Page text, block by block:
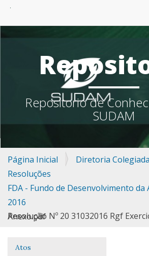
Repositorio de
SUDAM
Página Inicial
Diretoria Colegiada
Resoluções
FDA - Fundo de Desenvolvimento da
2016
Resolução Nº 20 31032016 Rgf Exercicio 2015 Anexo.pdf
Navegação
Atos